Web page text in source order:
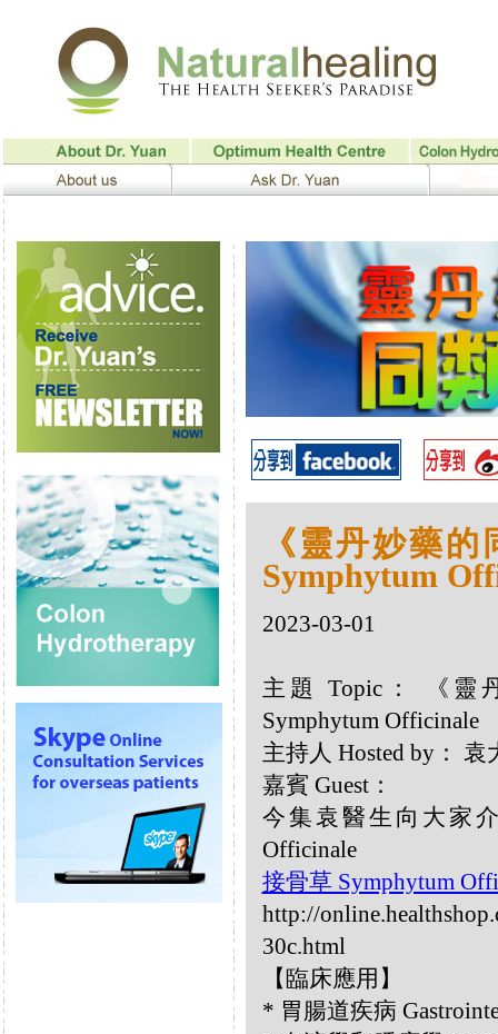
《靈丹妙藥
Symphytum
2023-03-01
主題 Topic： 《靈
Symphytum Officinale
主持人 Hosted by：
嘉賓 Guest：
今集袁醫生向大家
Officinale
接骨草 Symphytum
http://
30c.html
【臨床應用】
* 胃腸道疾病